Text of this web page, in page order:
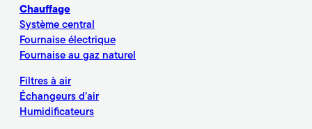
Chauffage
Système central
Fournaise électrique
Fournaise au gaz naturel
Filtres à air
Échangeurs d’air
Humidificateurs